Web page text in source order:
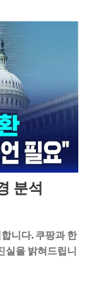
분석
니다. 쿠팡과 한
실을 밝혀드립니